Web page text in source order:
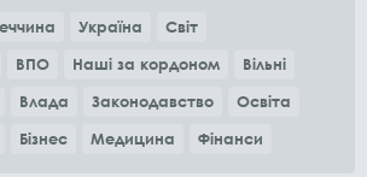
Україна
Світ
ВПО Наші за кордоном
Вільні
Влада Законодавство
Освіта
Бізнес Медицина Фінанси